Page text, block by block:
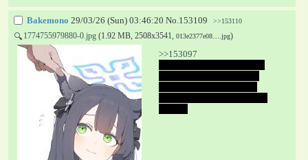
Bakemono 29/03/26 (Sun) 03:46:20 No. 153109 >>153110
🔍 1774755979880-0.jpg (1.92 MB, 2508x3541, 013e2377e08….jpg)
>>153097